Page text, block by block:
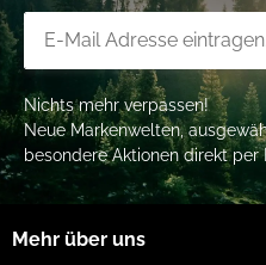
Nichts mehr verpassen!
Neue Markenwelten,
besondere Aktionen direkt per
Mehr über uns